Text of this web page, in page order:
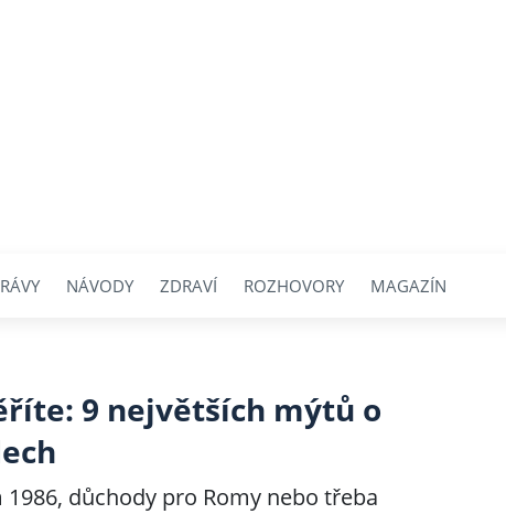
NÁVODY ZDRAVÍ ROZHOVORY MAGAZÍN
9 největších mýtů o
důchody pro Romy nebo třeba